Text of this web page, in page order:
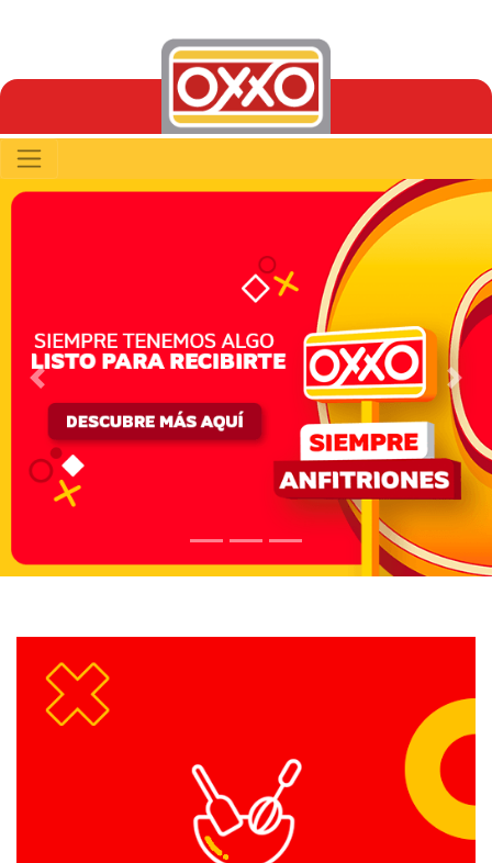
Previous Next